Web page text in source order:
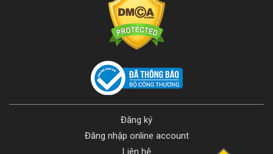
Đăng ký
Đăng nhập online account
Liên hệ